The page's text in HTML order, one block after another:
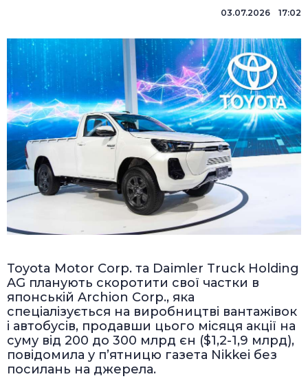
03.07.2026 17:02
Toyota Motor Corp. та Daimler Truck Holding
AG планують скоротити свої частки в
японській Archion Corp., яка
спеціалізується на виробництві вантажівок
і автобусів, продавши цього місяця акції на
суму від 200 до 300 млрд єн ($1,2-1,9 млрд),
повідомила у п’ятницю газета Nikkei без
посилань на джерела.